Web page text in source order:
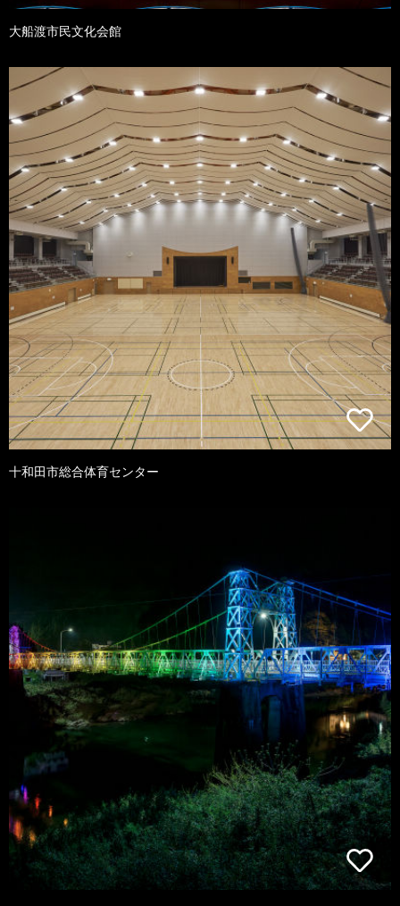
大船渡市民文化会館
十和田市総合体育センター